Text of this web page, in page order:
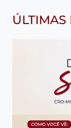
ÚLTIMAS